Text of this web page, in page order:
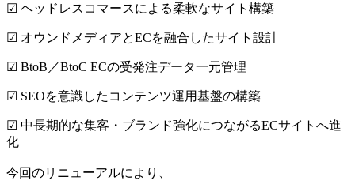
☑ ヘッドレスコマースによる柔軟なサイト構築
☑ オウンドメディアとECを融合したサイト設計
☑ BtoB ／BtoC ECの受発注データ一元管理
☑ SEOを意識したコンテンツ運用基盤の構築
☑ 中長期的な集客・ブランド強化につながるECサイトへ進
化
今回のリニューアルにより、